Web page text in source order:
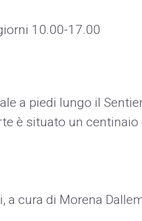
10.00-17.00
a piedi lungo il
è situato un
, a cura di Morena